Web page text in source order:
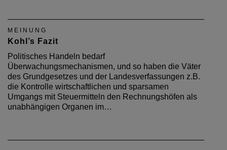
MEINUNG
Kohl’s Fazit
Politisches Handeln bedarf
Überwachungsmechanismen, und so haben die Väter
des Grundgesetzes und der Landesverfassungen z.B.
die Kontrolle wirtschaftlichen und sparsamen
Umgangs mit Steuermitteln den Rechnungshöfen als
unabhängigen Organen im…